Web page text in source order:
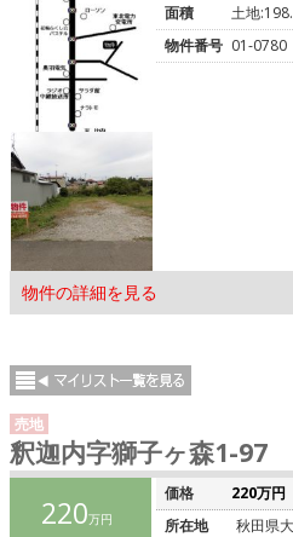
物件の詳細を見る
面積
土地
物件番号 01-0780
売地
釈迦内字獅子ヶ森1-97
220万円
価格 220万円
所在地
秋田県